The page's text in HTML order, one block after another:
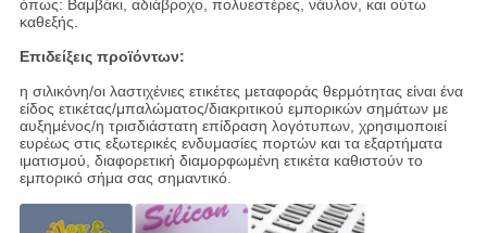
όπως: Βαμβάκι, αδιάβροχο, πολυεστέρες, νάυλον, και ούτω
καθεξής.
Επιδείξεις προϊόντων:
η σιλικόνη/οι λαστιχένιες ετικέτες μεταφοράς θερμότητας είναι ένα
είδος ετικέτας/μπαλώματος/διακριτικού εμπορικών σημάτων με
αυξημένος/η τρισδιάστατη επίδραση λογότυπων, χρησιμοποιεί
ευρέως στις εξωτερικές ενδυμασίες πορτών και τα εξαρτήματα
ιματισμού, διαφορετική διαμορφωμένη ετικέτα καθιστούν το
εμπορικό σήμα σας σημαντικό.